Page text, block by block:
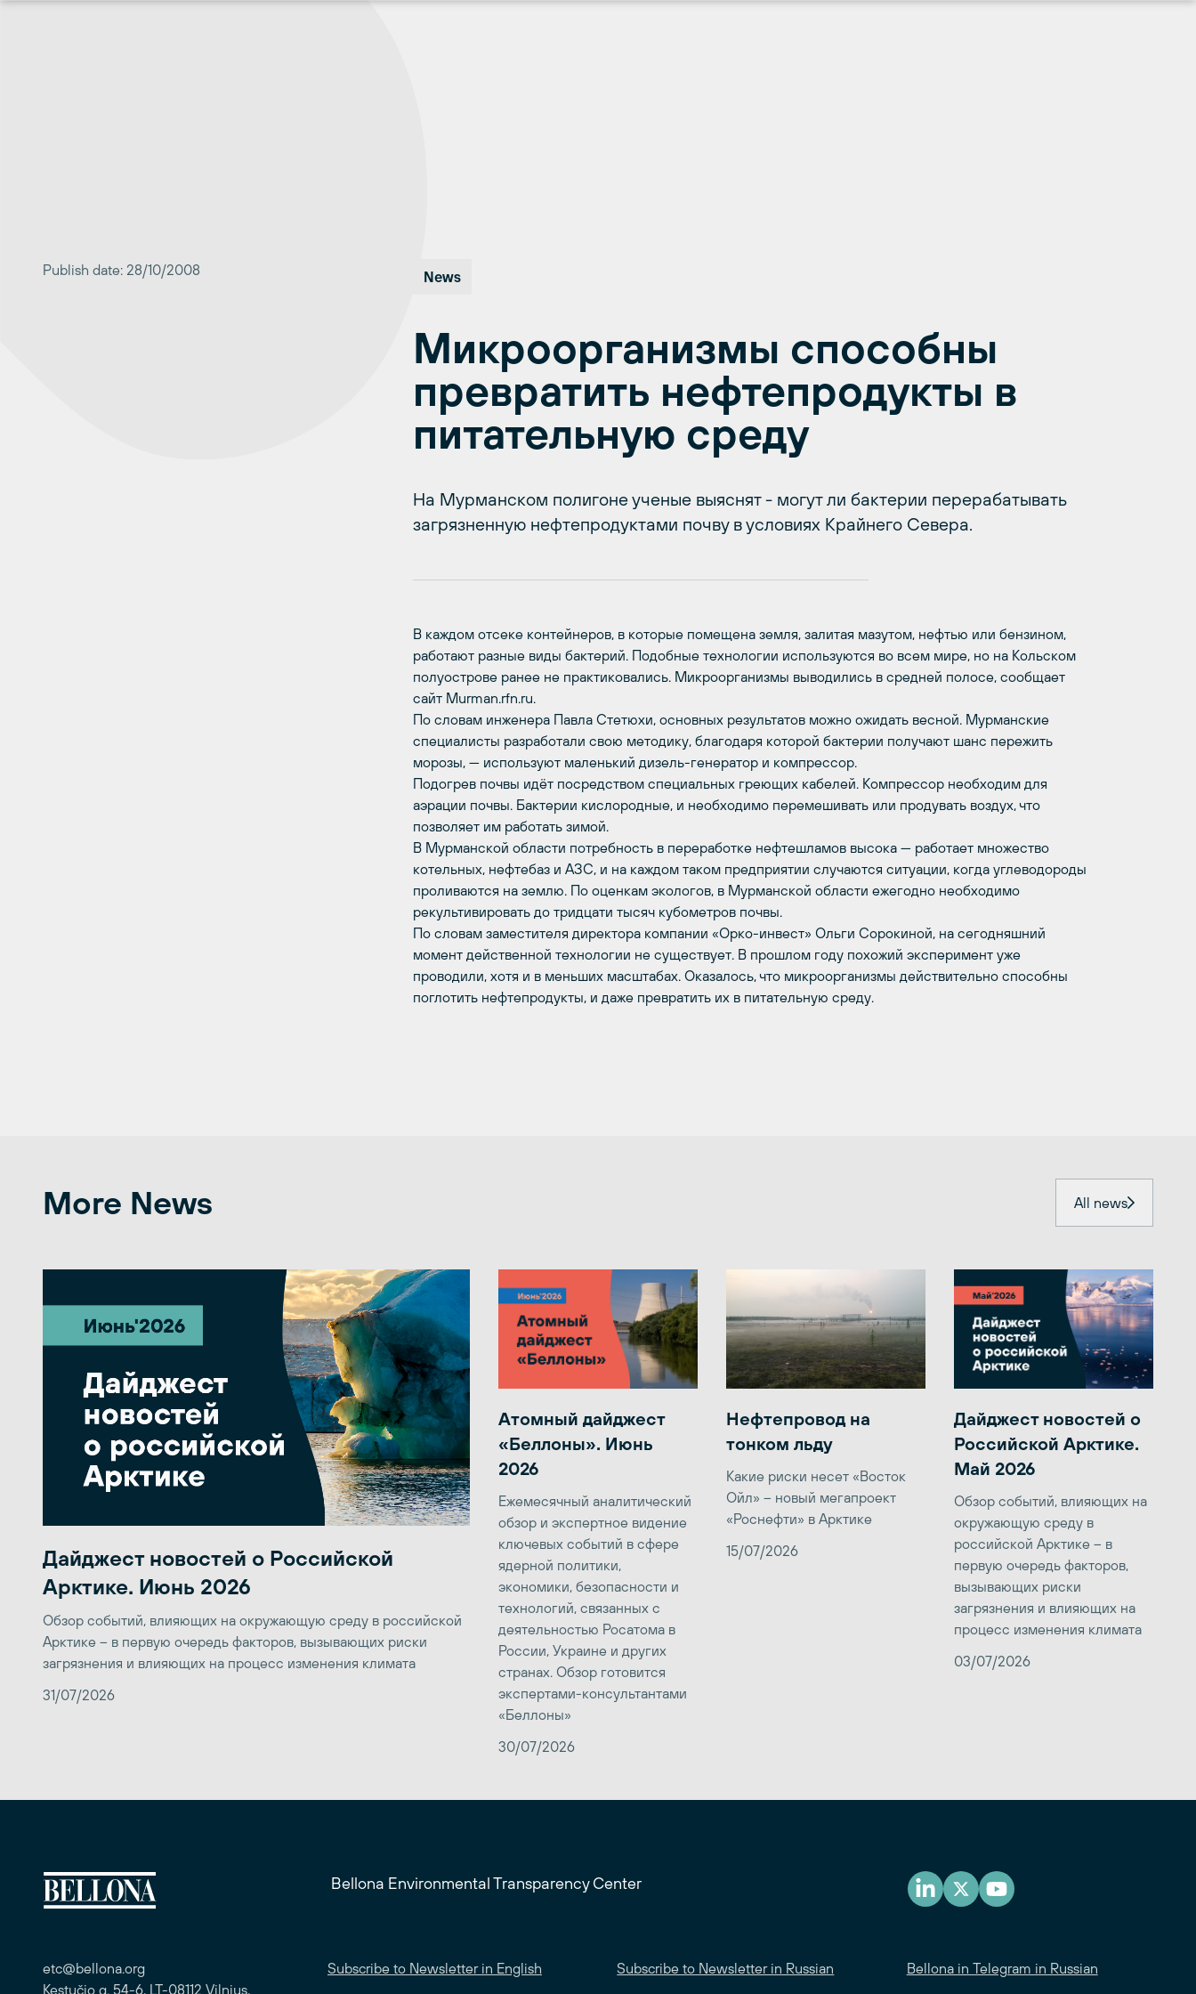
Publish date: 28/10/2008 News
Микроорганизмы способны
превратить нефтепродукты в
питательную среду
На Мурманском полигоне ученые выяснят - могут ли бактерии перерабатывать
загрязненную нефтепродуктами почву в условиях Крайнего Севера.
В каждом отсеке контейнеров, в которые помещена земля, залитая мазутом, нефтью или бензином,
работают разные виды бактерий. Подобные технологии используются во всем мире, но на Кольском
полуострове ранее не практиковались. Микроорганизмы выводились в средней полосе, сообщает
сайт Murman.rfn.ru.
По словам инженера Павла Стетюхи, основных результатов можно ожидать весной. Мурманские
специалисты разработали свою методику, благодаря которой бактерии получают шанс пережить
морозы, — используют маленький дизель-генератор и компрессор.
Подогрев почвы идёт посредством специальных греющих кабелей. Компрессор необходим для
аэрации почвы. Бактерии кислородные, и необходимо перемешивать или продувать воздух, что
позволяет им работать зимой.
В Мурманской области потребность в переработке нефтешламов высока — работает множество
котельных, нефтебаз и АЗС, и на каждом таком предприятии случаются ситуации, когда углеводороды
проливаются на землю. По оценкам экологов, в Мурманской области ежегодно необходимо
рекультивировать до тридцати тысяч кубометров почвы.
По словам заместителя директора компании «Орко-инвест» Ольги Сорокиной, на сегодняшний
момент действенной технологии не существует. В прошлом году похожий эксперимент уже
проводили, хотя и в меньших масштабах. Оказалось, что микроорганизмы действительно способны
поглотить нефтепродукты, и даже превратить их в питательную среду.
More News All news
Дайджест новостей о Российской
Арктике. Июнь 2026
Обзор событий, влияющих на окружающую среду в российской
Арктике – в первую очередь факторов, вызывающих риски
загрязнения и влияющих на процесс изменения климата
31/07/2026
Атомный дайджест
«Беллоны». Июнь
2026
Ежемесячный аналитический
обзор и экспертное видение
ключевых событий в сфере
ядерной политики,
экономики, безопасности и
технологий, связанных с
деятельностью Росатома в
России, Украине и других
странах. Обзор готовится
экспертами-консультантами
«Беллоны»
30/07/2026
Нефтепровод на
тонком льду
Какие риски несет «Восток
Ойл» – новый мегапроект
«Роснефти» в Арктике
15/07/2026
Дайджест новостей о
Российской Арктике.
Май 2026
Обзор событий, влияющих на
окружающую среду в
российской Арктике – в
первую очередь факторов,
вызывающих риски
загрязнения и влияющих на
процесс изменения климата
03/07/2026
Bellona Environmental Transparency Center
etc@bellona.org
Kęstučio g. 54-6, LT-08112 Vilnius,
Subscribe to Newsletter in English Subscribe to Newsletter in Russian Bellona in Telegram in Russian